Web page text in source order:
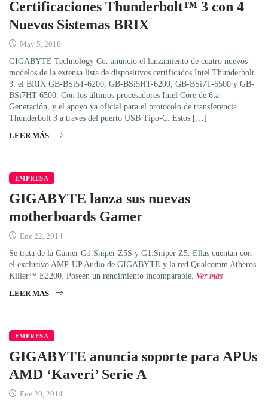
Certificaciones Thunderbolt™ 3 con 4
Nuevos Sistemas BRIX
May 5, 2016
GIGABYTE Technology Co. anuncio el lanzamiento de cuatro nuevos
modelos de la extensa lista de dispositivos certificados Intel Thunderbolt
3: el BRIX GB-BSi5T-6200, GB-BSi5HT-6200, GB-BSi7T-6500 y GB-
BSi7HT-6500. Con los últimos procesadores Intel Core de 6ta
Generación, y el apoyo ya oficial para el protocolo de transferencia
Thunderbolt 3 a través del puerto USB Tipo-C. Estos […]
LEER MÁS
EMPRESA
GIGABYTE lanza sus nuevas
motherboards Gamer
Ene 22, 2014
Se trata de la Gamer G1.Sniper Z5S y G1.Sniper Z5. Ellas cuentan con
el exclusivo AMP-UP Audio de GIGABYTE y la red Qualcomm Atheros
Killer™ E2200. Poseen un rendimiento incomparable. Ver más
LEER MÁS
EMPRESA
GIGABYTE anuncia soporte para APUs
AMD ‘Kaveri’ Serie A
Ene 20, 2014